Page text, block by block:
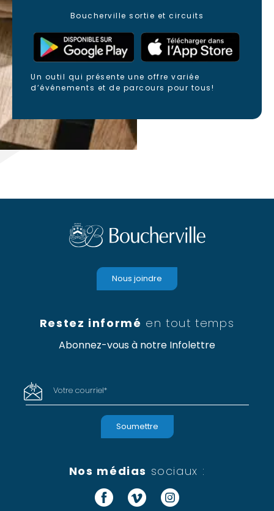
Boucherville sortie et circuits
Un outil qui présente une offre variée
d’événements et de parcours pour tous!
Restez informé en tout temps
Abonnez-vous à notre Infolettre
Votre courriel*
Nous joindre
Nos médias sociaux :
Facebook
VimeoInstagram